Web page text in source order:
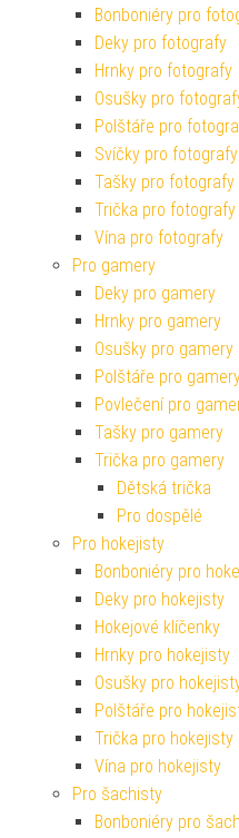
Bonboniéry pro
Deky pro fotografy
Hrnky pro fotografy
Osušky pro
Polštáře pro
Svíčky pro fotografy
Tašky pro fotografy
Trička pro fotografy
Vína pro fotografy
Pro gamery
Deky pro gamery
Hrnky pro gamery
Osušky pro gamery
Polštáře pro
Povlečení pro
Tašky pro gamery
Trička pro gamery
Dětská trička
Pro dospělé
Pro hokejisty
Bonboniéry pro
Deky pro hokejisty
Hokejové klíčenky
Hrnky pro hokejisty
Osušky pro
Polštáře pro
Trička pro hokejisty
Vína pro hokejisty
Pro šachisty
Bonboniéry pro